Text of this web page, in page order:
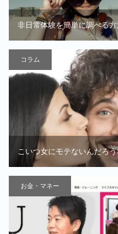
非日常体験を簡単に調べる
コラム
こいつ女にモテないんだろ
お金・マネー